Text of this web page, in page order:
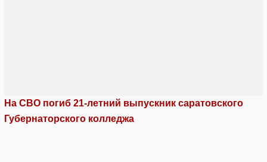
На СВО погиб 21-летний выпускник саратовского
Губернаторского колледжа